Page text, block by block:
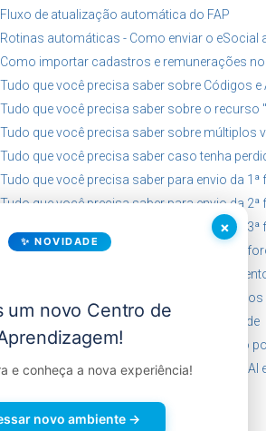
×
✨ NOVIDADE
um novo Centro de
e conheça a nova experiência!
novo ambiente →
de atualização automática do FAP
automáticas - Como enviar o
importar cadastros e remunerações
que você precisa saber sobre Códigos
que você precisa saber sobre o recurso
que você precisa saber sobre múltiplos
que você precisa saber caso tenha
que você precisa saber para envio da 1ª
que você precisa saber para envio da 2ª
Tudo que você precisa saber para envio da
Tudo que você precisa saber sobre o
Como configurar o sistema para que os
a tela de movimentação múltiplos vínculos
Rubrica Informativa no Plano de Saúde
eSocial - Buscar o xml do diretamente do
de Arrecadação Direta SESI/SENAI